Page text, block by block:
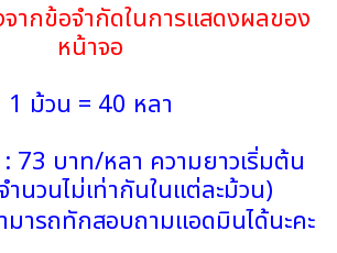
ากข้อจำกัดในการแสดงผลของ
หน้าจอ
1 ม้วน = 40 หลา
73 บาท/หลา ความยาวเริ่มต้น
นวนไม่เท่ากันในแต่ละม้วน)
มารถทักสอบถามแอดมินได้นะคะ